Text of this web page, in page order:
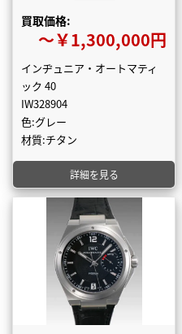
買取価格:
〜￥1,300,000円
インヂュニア・オートマティ
ック 40
IW328904
色:グレー
材質:チタン
詳細を見る